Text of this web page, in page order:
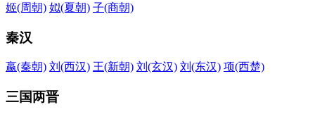
姬(周朝) 姒(夏朝) 子(商朝)
秦汉
嬴(秦朝) 刘 (西汉) 王(新朝) 刘 (玄汉) 刘 (东汉) 项(西楚)
三国两晋